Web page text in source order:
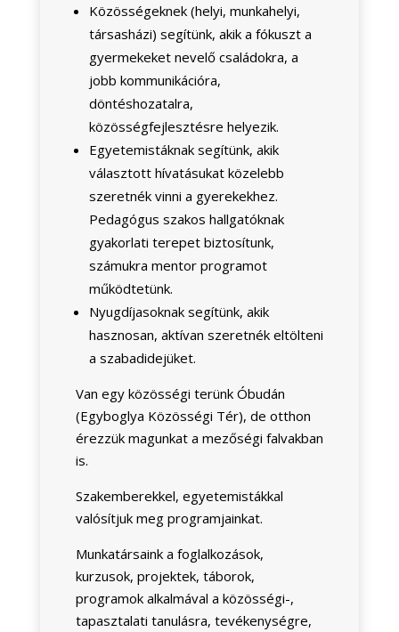
Közösségeknek (helyi, munkahelyi,
társasházi) segítünk, akik a fókuszt a
gyermekeket nevelő családokra, a
jobb kommunikációra,
döntéshozatalra,
közösségfejlesztésre helyezik.
Egyetemistáknak segítünk, akik
választott hívatásukat közelebb
szeretnék vinni a gyerekekhez.
Pedagógus szakos hallgatóknak
gyakorlati terepet biztosítunk,
számukra mentor programot
működtetünk.
Nyugdíjasoknak segítünk, akik
hasznosan, aktívan szeretnék eltölteni
a szabadidejüket.
Van egy közösségi terünk Óbudán
(Egyboglya Közösségi Tér), de otthon
érezzük magunkat a mezőségi falvakban
is.
Szakemberekkel, egyetemistákkal
valósítjuk meg programjainkat.
Munkatársaink a foglalkozások,
kurzusok, projektek, táborok,
programok alkalmával a közösségi-,
tapasztalati tanulásra, tevékenységre,